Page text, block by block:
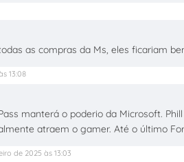
as compras da Ms, eles ficariam
13:08
manterá o poderio da Microsoft.
atraem o gamer. Até o último
de 2025 às 13:03